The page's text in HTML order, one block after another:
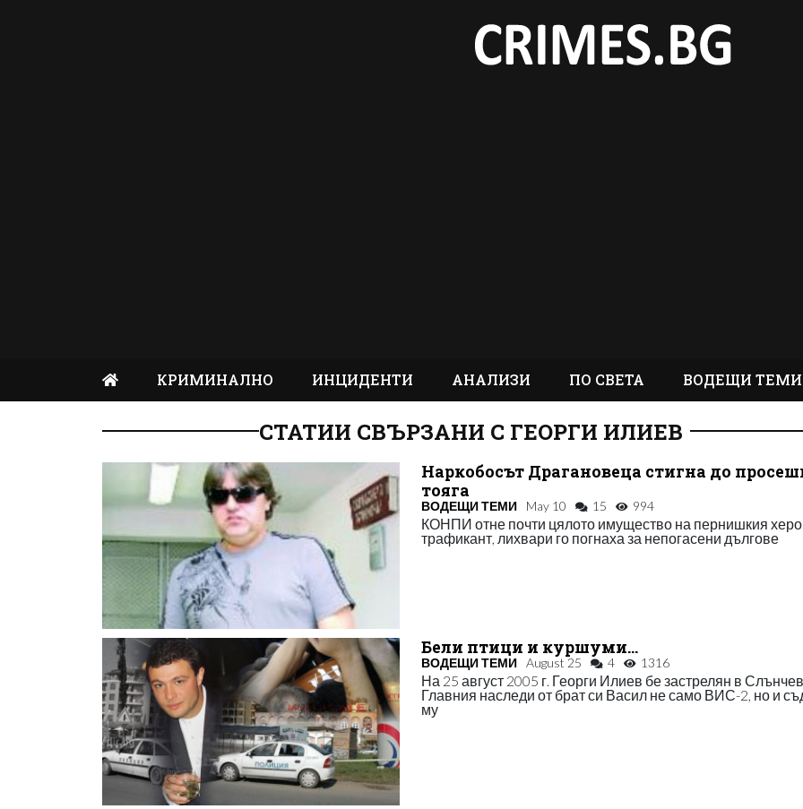
КРИМИНАЛНО ИНЦИДЕНТИ АНАЛИЗИ ПО СВЕТА ВОДЕЩИ ТЕМИ
СТАТИИ СВЪРЗАНИ С ГЕОРГИ ИЛИЕВ
Наркобосът Драгановеца стигна до
тояга
ВОДЕЩИ ТЕМИ May 10 15 994
КОНПИ отне почти цялото имущество на пернишкия
трафикант, лихвари го погнаха за непогасени дългове
Бели птици и куршуми...
ВОДЕЩИ ТЕМИ August 25 4 1316
На 25 август 2005 г. Георги Илиев бе застрелян в
Главния наследи от брат си Васил не само ВИС-2, но и
му